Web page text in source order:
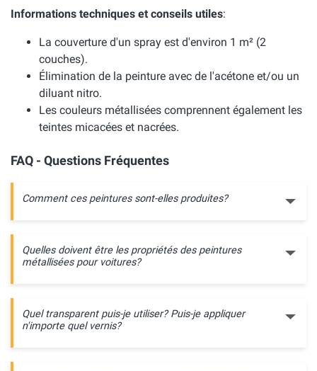
Informations techniques et conseils utiles:
La couverture d'un spray est d'environ 1 m² (2
couches).
Élimination de la peinture avec de l'acétone et/ou un
diluant nitro.
Les couleurs métallisées comprennent également les
teintes micacées et nacrées.
FAQ - Questions Fréquentes
Comment ces peintures sont-elles produites?
Quelles doivent être les propriétés des peintures
métallisées pour voitures?
Quel transparent puis-je utiliser? Puis-je appliquer
n'importe quel vernis?